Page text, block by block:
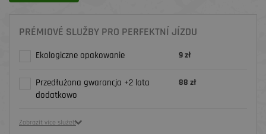
PRÉMIOVÉ SLUŽBY PRO PERFEKTNÍ JÍZDU
Ekologiczne opakowanie 9 zł
Przedłużona gwarancja +2 lata
dodatkowo
88 zł
Zobrazit více služeb